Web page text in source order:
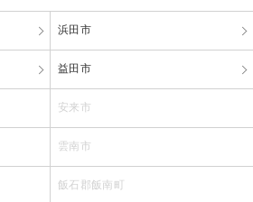
浜田市
益田市
安来市
雲南市
飯石郡飯南町